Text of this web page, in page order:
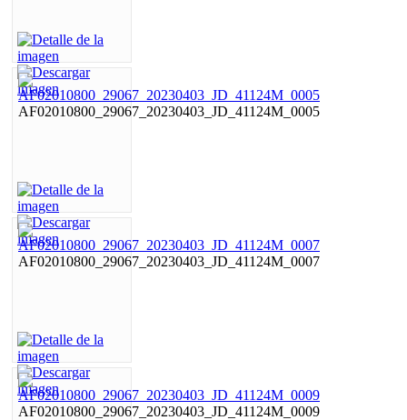
AF02010800_29067_20230403_JD_41124M_0005
AF02010800_29067_20230403_JD_41124M_0007
AF02010800_29067_20230403_JD_41124M_0009